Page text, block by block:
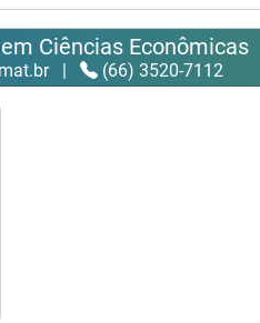
Ciências Econômicas
| (66) 3520-7112